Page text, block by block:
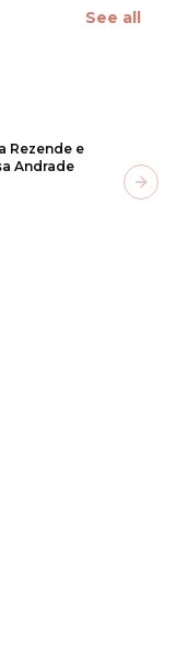
See all
Rezende e
Andrade